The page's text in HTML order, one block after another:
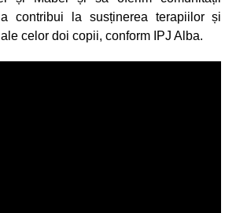
contribui la susținerea terapiilor și
celor doi copii, conform IPJ Alba.